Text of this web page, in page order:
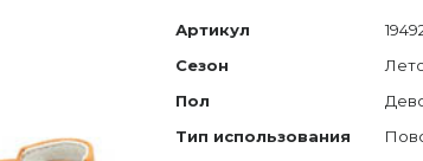
Артикул
Сезон
Пол
Тип использования